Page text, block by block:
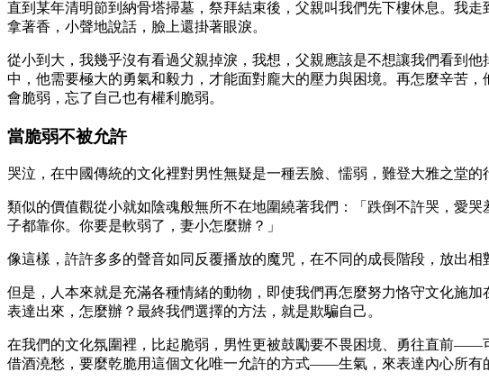
直到某年清明節到納骨塔掃墓，祭拜結束後，父親叫我們先下樓休息。我
拿著香，小聲地說話，臉上還掛著眼淚。
從小到大，我幾乎沒有看過父親掉淚，我想，父親應該是不想讓我們看到
中，他需要極大的勇氣和毅力，才能面對龐大的壓力與困境。再怎麼辛苦
會脆弱，忘了自己也有權利脆弱。
當脆弱不被允許
哭泣，在中國傳統的文化裡對男性無疑是一種丟臉、懦弱，難登大雅之堂
類似的價值觀從小就如陰魂般無所不在地圍繞著我們：「跌倒不許哭，愛
子都靠你。你要是軟弱了，妻小怎麼辦？」
像這樣，許許多多的聲音如同反覆播放的魔咒，在不同的成長階段，放出
但是，人本來就是充滿各種情緒的動物，即使我們再怎麼努力恪守文化施
表達出來，怎麼辦？最終我們選擇的方法，就是欺騙自己。
在我們的文化氛圍裡，比起脆弱，男性更被鼓勵要不畏困境、勇往直前——
借酒澆愁，要麼乾脆用這個文化唯一允許的方式——生氣，來表達內心所有